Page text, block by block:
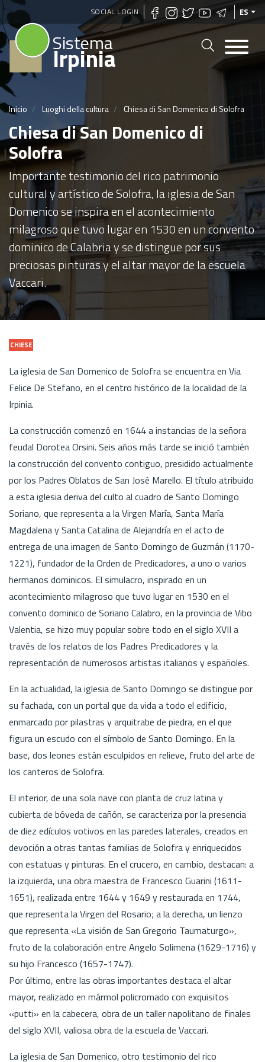
Pasar
al
contenido
principal
SOCIAL LOGIN ES
Sistema
Irpinia
Inicio Luoghi della cultura Chiesa di San Domenico di Solofra
Chiesa di San Domenico di
Solofra
Importante testimonio del rico patrimonio
cultural y artístico de Solofra, la iglesia de San
Domenico se inspira en el acontecimiento
milagroso que tuvo lugar en 1530 en un convento
dominico de Calabria y se distingue por sus
preciosas pinturas y el altar mayor de la escuela
Vaccari.
CHIESE
La iglesia de San Domenico de Solofra se encuentra en Via
Felice De Stefano, en el centro histórico de la localidad de la
Irpinia.
La construcción comenzó en 1644 a instancias de la señora
feudal Dorotea Orsini. Seis años más tarde se inició también
la construcción del convento contiguo, presidido actualmente
por los Padres Oblatos de San José Marello. El título atribuido
a esta iglesia deriva del culto al cuadro de Santo Domingo
Soriano, que representa a la Virgen María, Santa María
Magdalena y Santa Catalina de Alejandría en el acto de
entrega de una imagen de Santo Domingo de Guzmán (1170-
1221), fundador de la Orden de Predicadores, a uno o varios
hermanos dominicos. El simulacro, inspirado en un
acontecimiento milagroso que tuvo lugar en 1530 en el
convento dominico de Soriano Calabro, en la provincia de Vibo
Valentia, se hizo muy popular sobre todo en el siglo XVII a
través de los relatos de los Padres Predicadores y la
representación de numerosos artistas italianos y españoles.
En la actualidad, la iglesia de Santo Domingo se distingue por
su fachada, con un portal que da vida a todo el edificio,
enmarcado por pilastras y arquitrabe de piedra, en el que
figura un escudo con el símbolo de Santo Domingo. En la
base, dos leones están esculpidos en relieve, fruto del arte de
los canteros de Solofra.
El interior, de una sola nave con planta de cruz latina y
cubierta de bóveda de cañón, se caracteriza por la presencia
de diez edículos votivos en las paredes laterales, creados en
devoción a otras tantas familias de Solofra y enriquecidos
con estatuas y pinturas. En el crucero, en cambio, destacan: a
la izquierda, una obra maestra de Francesco Guarini (1611-
1651), realizada entre 1644 y 1649 y restaurada en 1744,
que representa la Virgen del Rosario; a la derecha, un lienzo
que representa «La visión de San Gregorio Taumaturgo»,
fruto de la colaboración entre Angelo Solimena (1629-1716) y
su hijo Francesco (1657-1747).
Por último, entre las obras importantes destaca el altar
mayor, realizado en mármol policromado con exquisitos
«putti» en la cabecera, obra de un taller napolitano de finales
del siglo XVII, valiosa obra de la escuela de Vaccari.
La iglesia de San Domenico, otro testimonio del rico